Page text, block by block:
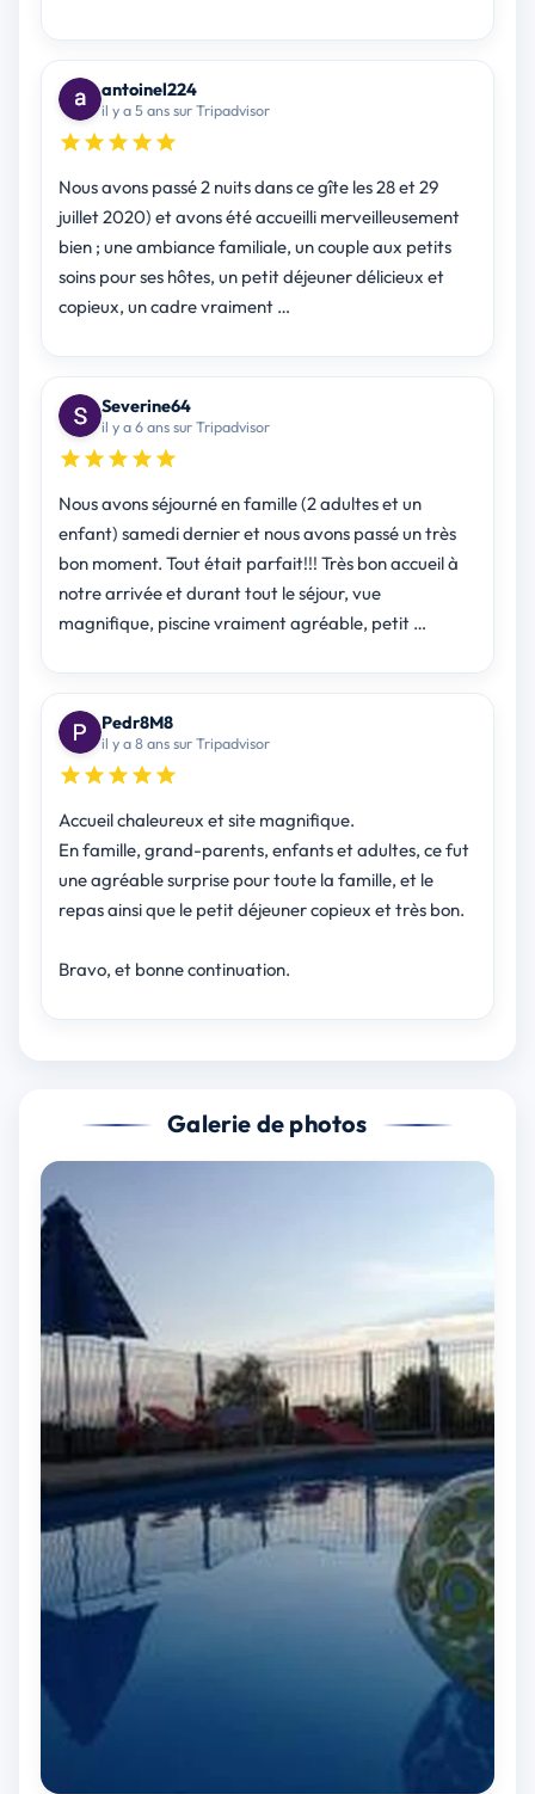
antoinel224
il y a 5 ans sur Tripadvisor
Nous avons passé 2 nuits dans ce gîte les 28 et 29
juillet 2020) et avons été accueilli merveilleusement
bien ; une ambiance familiale, un couple aux petits
soins pour ses hôtes, un petit déjeuner délicieux et
copieux, un cadre vraiment …
Severine64
il y a 6 ans sur Tripadvisor
Nous avons séjourné en famille (2 adultes et un
enfant) samedi dernier et nous avons passé un très
bon moment. Tout était parfait!!! Très bon accueil à
notre arrivée et durant tout le séjour, vue
magnifique, piscine vraiment agréable, petit …
Pedr8M8
il y a 8 ans sur Tripadvisor
Accueil chaleureux et site magnifique.
En famille, grand-parents, enfants et adultes, ce fut
une agréable surprise pour toute la famille, et le
repas ainsi que le petit déjeuner copieux et très bon.
Bravo, et bonne continuation.
Galerie de photos